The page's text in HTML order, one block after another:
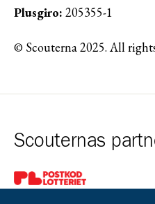
Plusgiro: 205355-1
© Scouterna 2025. All
Scouternas
Gå till pl_50